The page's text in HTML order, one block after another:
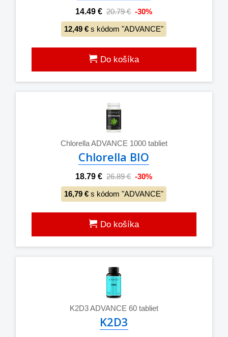
14.49 € 20.79 € -30%
12,49 € s kódom "ADVANCE"
Do košíka
Chlorella ADVANCE 1000 tabliet
Chlorella BIO
18.79 € 26.89 € -30%
16,79 € s kódom "ADVANCE"
Do košíka
K2D3 ADVANCE 60 tabliet
K2D3